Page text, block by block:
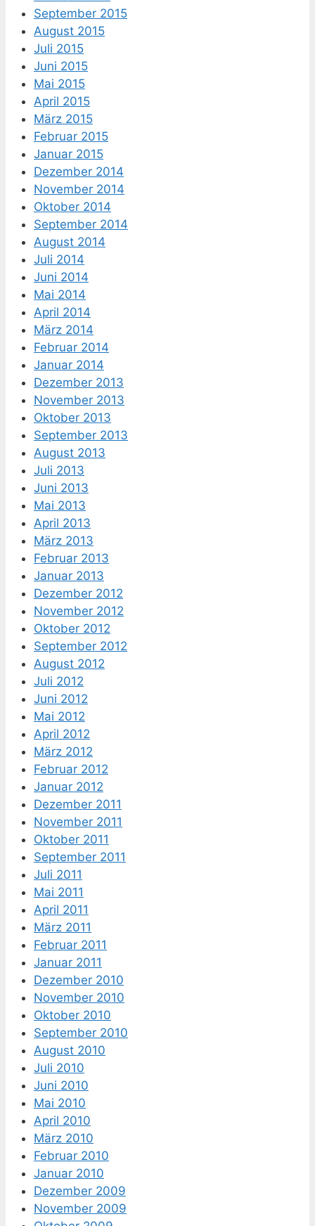
September 2015
August 2015
Juli 2015
Juni 2015
Mai 2015
April 2015
März 2015
Februar 2015
Januar 2015
Dezember 2014
November 2014
Oktober 2014
September 2014
August 2014
Juli 2014
Juni 2014
Mai 2014
April 2014
März 2014
Februar 2014
Januar 2014
Dezember 2013
November 2013
Oktober 2013
September 2013
August 2013
Juli 2013
Juni 2013
Mai 2013
April 2013
März 2013
Februar 2013
Januar 2013
Dezember 2012
November 2012
Oktober 2012
September 2012
August 2012
Juli 2012
Juni 2012
Mai 2012
April 2012
März 2012
Februar 2012
Januar 2012
Dezember 2011
November 2011
Oktober 2011
September 2011
Juli 2011
Mai 2011
April 2011
März 2011
Februar 2011
Januar 2011
Dezember 2010
November 2010
Oktober 2010
September 2010
August 2010
Juli 2010
Juni 2010
Mai 2010
April 2010
März 2010
Februar 2010
Januar 2010
Dezember 2009
November 2009